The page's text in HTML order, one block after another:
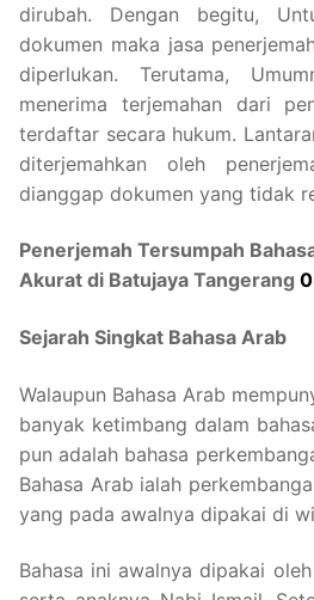
dirubah. Dengan begitu,
dokumen maka jasa
diperlukan. Terutama,
menerima terjemahan dari
terdaftar secara hukum.
diterjemahkan oleh
dianggap dokumen yang tidak
Penerjemah Tersumpah
Akurat di Batujaya Tangerang
Sejarah Singkat Bahasa Arab
Walaupun Bahasa Arab
banyak ketimbang dalam
pun adalah bahasa
Bahasa Arab ialah
yang pada awalnya dipakai di
Bahasa ini awalnya dipakai